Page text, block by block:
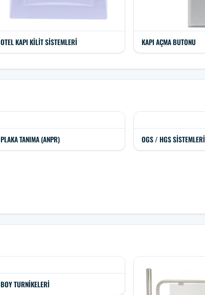
OTEL KAPI KILIT SISTEMLERI KAPI AÇMA BUTONU
PLAKA TANIMA (ANPR) OGS / HGS SISTEMLERI
BOY TURNIKELERI